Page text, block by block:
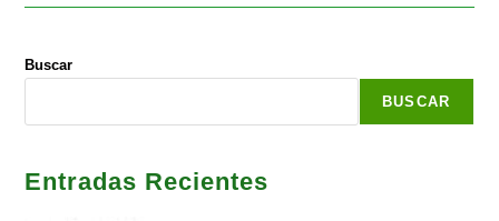
Buscar
BUSCAR
Entradas Recientes